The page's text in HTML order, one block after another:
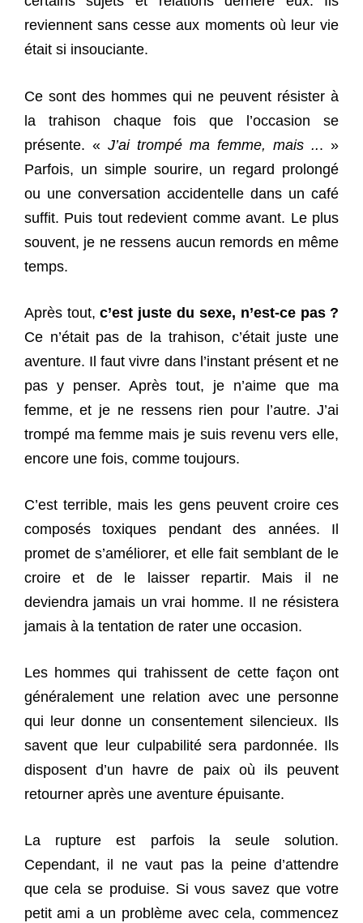
reviennent sans cesse aux moments où leur vie
était si insouciante.
Ce sont des hommes qui ne peuvent résister à
la trahison chaque fois que l’occasion se
présente. « J’ai trompé ma femme, mais ... »
Parfois, un simple sourire, un regard prolongé
ou une conversation accidentelle dans un café
suffit. Puis tout redevient comme avant. Le plus
souvent, je ne ressens aucun remords en même
temps.
Après tout,c’est juste du sexe, n’est-ce pas ?
Ce n’était pas de la trahison, c’était juste une
aventure. Il faut vivre dans l’instant présent et ne
pas y penser. Après tout, je n’aime que ma
femme, et je ne ressens rien pour l’autre. J’ai
trompé ma femme mais je suis revenu vers elle,
encore une fois, comme toujours.
C’est terrible, mais les gens peuvent croire ces
composés toxiques pendant des années. Il
promet de s’améliorer, et elle fait semblant de le
croire et de le laisser repartir. Mais il ne
deviendra jamais un vrai homme. Il ne résistera
jamais à la tentation de rater une occasion.
Les hommes qui trahissent de cette façon ont
généralement une relation avec une personne
qui leur donne un consentement silencieux. Ils
savent que leur culpabilité sera pardonnée. Ils
disposent d’un havre de paix où ils peuvent
retourner après une aventure épuisante.
La rupture est parfois la seule solution.
Cependant, il ne vaut pas la peine d’attendre
que cela se produise. Si vous savez que votre
petit ami a un problème avec cela, commencez